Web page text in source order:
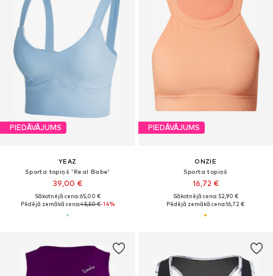
PIEDĀVĀJUMS
YEAZ
Sporta topiņš 'Real Babe'
39,00 €
Sākotnējā cena: 65,00 €
Pēdējā zemākā cena:45,50 €-14%
PIEDĀVĀJUMS
ONZIE
Sporta topiņš
16,72 €
Sākotnējā cena: 52,90 €
Pēdējā zemākā cena:16,72 €